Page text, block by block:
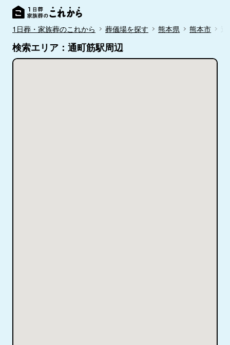
1日葬・家族葬のこれから 葬儀場を探す 熊本県 熊本市
検索エリア：通町筋駅周辺